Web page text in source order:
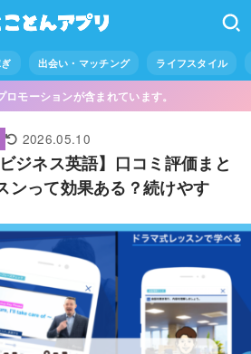
出会い・マッチング ライフスタイル
モーションが含まれています。
2026.05.10
ジネス英語】口コミ評価まと
ンって効果ある？続けやす